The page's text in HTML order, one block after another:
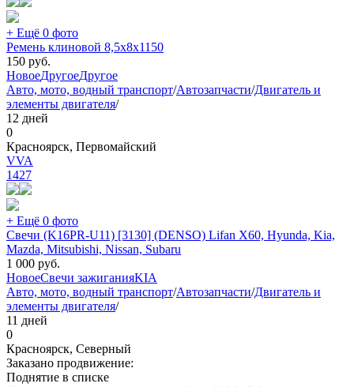
+ Ещё 0 фото
Ремень клиновой 8,5х8х1150
150 руб.
НовоеДругоеДругое
Авто, мото, водный транспорт/Автозапчасти/Двигатель и
элементы двигателя/
12 дней
0
Красноярск, Первомайский
VVA
1427
+ Ещё 0 фото
Свечи (K16PR-U11) [3130] (DENSO) Lifan X60, Hyunda, Kia,
Mazda, Mitsubishi, Nissan, Subaru
1 000 руб.
НовоеСвечи зажиганияKIA
Авто, мото, водный транспорт/Автозапчасти/Двигатель и
элементы двигателя/
11 дней
0
Красноярск, Северный
Заказано продвижение:
Поднятие в списке